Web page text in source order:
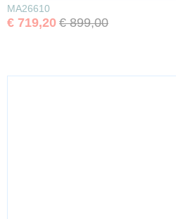
MA26610
€ 719,20 € 899,00